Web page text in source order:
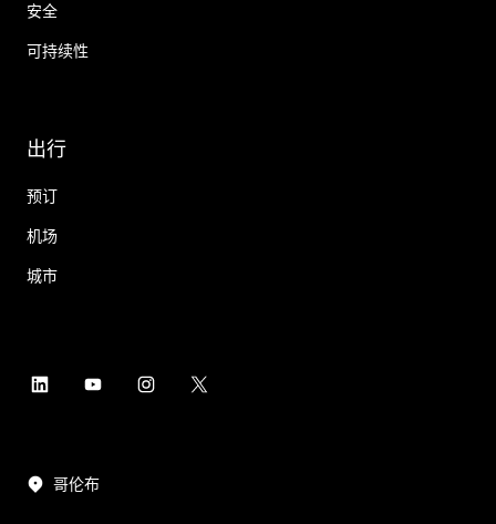
安全
可持续性
出行
预订
机场
城市
哥伦布